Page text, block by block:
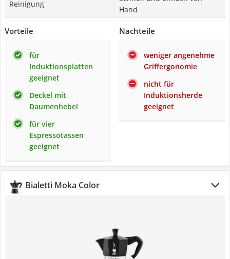
Reinigung
Hand
Vorteile
für
Induktionsplatten
geeignet
Deckel mit
Daumenhebel
für vier
Espressotassen
geeignet
Nachteile
weniger angenehme
Griffergonomie
nicht für
Induktionsherde
geeignet
Bialetti Moka Color